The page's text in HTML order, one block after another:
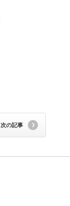
次の記事